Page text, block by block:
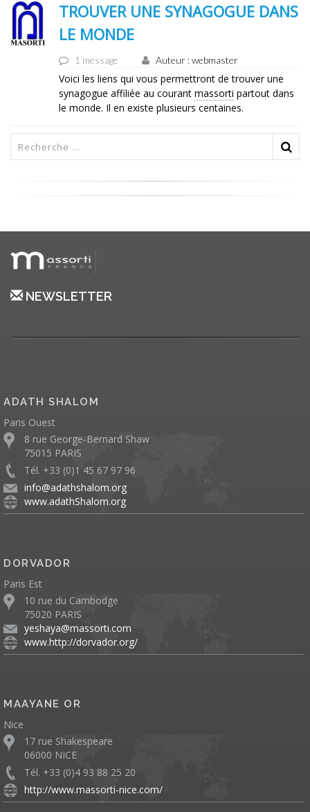
TROUVER UNE SYNAGOGUE DANS
LE MONDE
1 message Auteur : webmaster
Voici les liens qui vous permettront de trouver une
synagogue affiliée au courant massorti partout dans
le monde. Il en existe plusieurs centaines.
NEWSLETTER
ADATH SHALOM
Paris Ouest
8 rue George-Bernard Shaw
75015 PARIS
Tél. +33 (0)1 45 67 97 96
info@adathshalom.org
www.adathShalom.org
DORVADOR
Paris Est
10 rue du Cambodge
75020 PARIS
yeshaya@massorti.com
www.http://dorvador.org/
MAAYANE OR
Nice
17 rue Shakespeare
06000 NICE
Tél. +33 (0)4 93 88 25 20
http://www.massorti-nice.com/